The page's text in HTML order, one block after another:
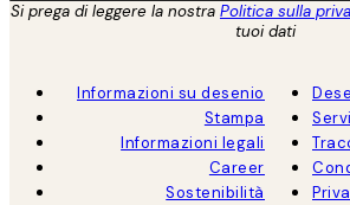
Si prega di leggere la nostra Politica sulla
tuoi dati
Informazioni su desenio
Stampa
Informazioni legali
Career
Sostenibilità